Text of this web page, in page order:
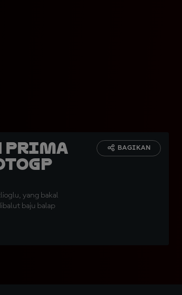
Prima
yang bakal
baju balap
BAGIKAN